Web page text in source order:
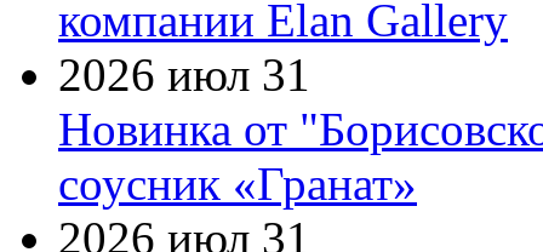
компании Elan Gallery
2026 июл 31
Новинка от
соусник «Гранат»
2026 июл 31